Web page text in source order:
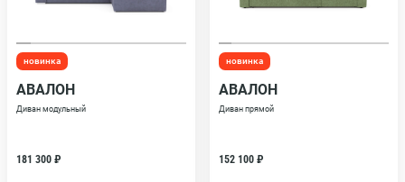
новинка
АВАЛОН
Диван модульный
181 300 ₽
новинка
АВАЛОН
Диван прямой
152 100 ₽